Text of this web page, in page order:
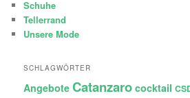
Schuhe
Tellerrand
Unsere Mode
SCHLAGWÖRTER
Angebote Catanzaro cocktail